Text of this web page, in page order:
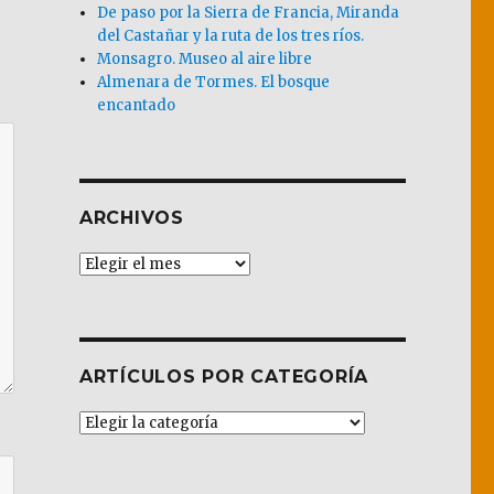
De paso por la Sierra de Francia, Miranda
del Castañar y la ruta de los tres ríos.
Monsagro. Museo al aire libre
Almenara de Tormes. El bosque
encantado
ARCHIVOS
Archivos
ARTÍCULOS POR CATEGORÍA
Artículos